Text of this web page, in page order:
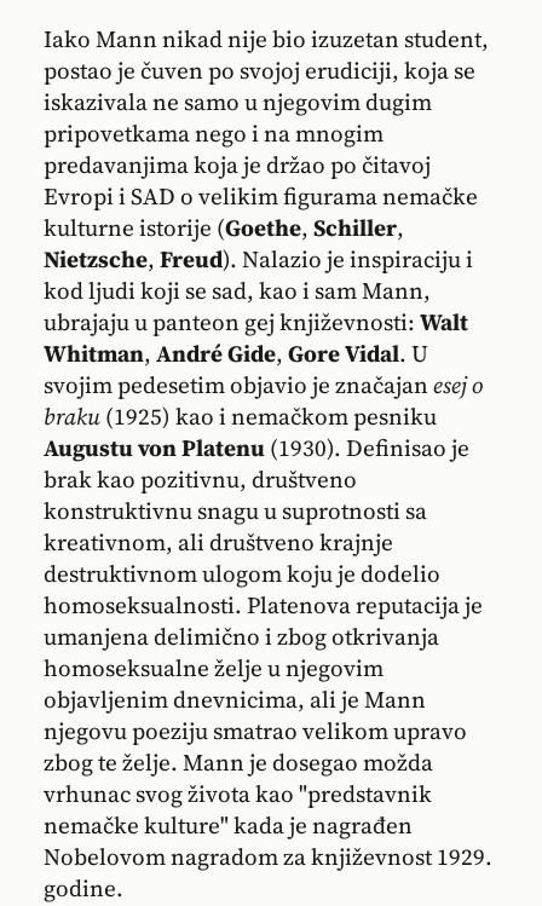
Iako Mann nikad nije bio izuzetan student,
postao je čuven po svojoj erudiciji, koja se
iskazivala ne samo u njegovim dugim
pripovetkama nego i na mnogim
predavanjima koja je držao po čitavoj
Evropi i SAD o velikim figurama nemačke
kulturne istorije (Goethe,Schiller,
Nietzsche,Freud). Nalazio je inspiraciju i
kod ljudi koji se sad, kao i sam Mann,
ubrajaju u panteon gej književnosti:Walt
Whitman,André Gide,Gore Vidal. U
svojim pedesetim objavio je značajanesej o
braku(1925) kao i nemačkom pesniku
Augustu von Platenu(1930). Definisao je
brak kao pozitivnu, društveno
konstruktivnu snagu u suprotnosti sa
kreativnom, ali društveno krajnje
destruktivnom ulogom koju je dodelio
homoseksualnosti. Platenova reputacija je
umanjena delimično i zbog otkrivanja
homoseksualne želje u njegovim
objavljenim dnevnicima, ali je Mann
njegovu poeziju smatrao velikom upravo
zbog te želje. Mann je dosegao možda
vrhunac svog života kao "predstavnik
nemačke kulture" kada je nagrađen
Nobelovom nagradom za književnost 1929.
godine.